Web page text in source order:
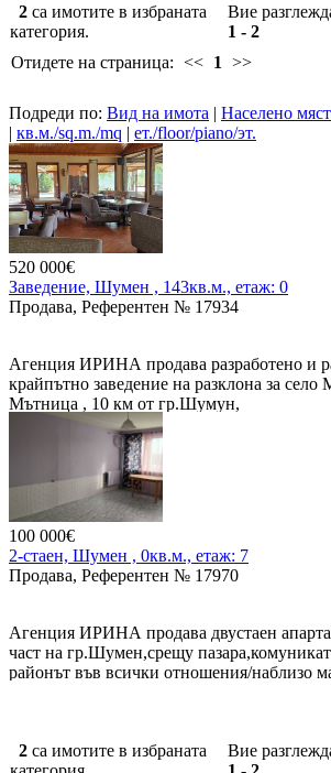
2 са имотите в избраната
категория.
Вие
1 - 2
Отидете на страница: << 1 >>
Подреди по: Вид на имота | Населено
| кв.м./sq.m./mq | ет./floor/piano/эт.
520 000€
Заведение, Шумен , 143кв.м., етаж: 0
Продава, Референтен № 17934
Агенция ИРИНА продава разработено и
крайпътно заведение на разклона за село
Мътница , 10 км от гр.Шумун,
Застроена площ - 143 кв.м.
Прилежаща емя - 800 кв.м
Състои се от зала, кухня, подготвително,
склад за стока, миялно, стая за персонал,
Зала - 50 места.
Градинка - 46 места
Продава се с цялото налично оборудване и
100 000€
2-стаен, Шумен , 0кв.м., етаж: 7
Продава, Референтен № 17970
Агенция ИРИНА продава двустаен
част на гр.Шумен,срещу
районът във всички отношения/наблизо
хол,спалня,куня/ с възможност за
2 са имотите в избраната
Вие